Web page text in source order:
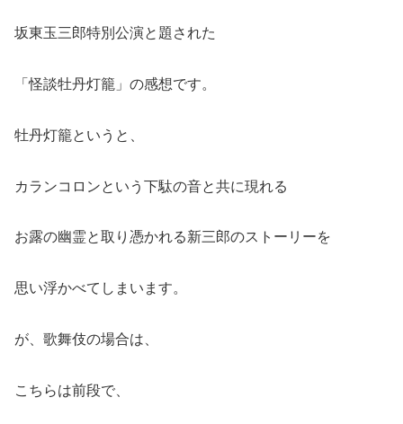
坂東玉三郎特別公演と題された
「怪談牡丹灯籠」の感想です。
牡丹灯籠というと、
カランコロンという下駄の音と共に現れる
お露の幽霊と取り憑かれる新三郎のストーリーを
思い浮かべてしまいます。
が、歌舞伎の場合は、
こちらは前段で、